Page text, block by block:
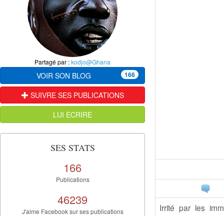
Irrité par les
Partagé par :kodjo@Ghana
VOIR SON BLOG 166
SUIVRE SES PUBLICATIONS
LUI ECRIRE
SES STATS
166
Publications
46239
J'aime Facebook sur ses publications